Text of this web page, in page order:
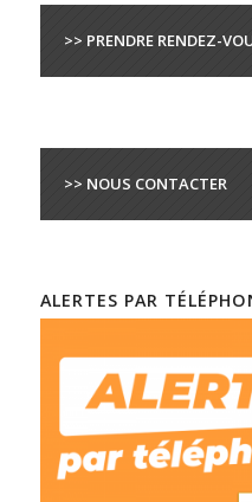
>> PRENDRE RENDEZ-
>> NOUS CONTACTER
ALERTES PAR